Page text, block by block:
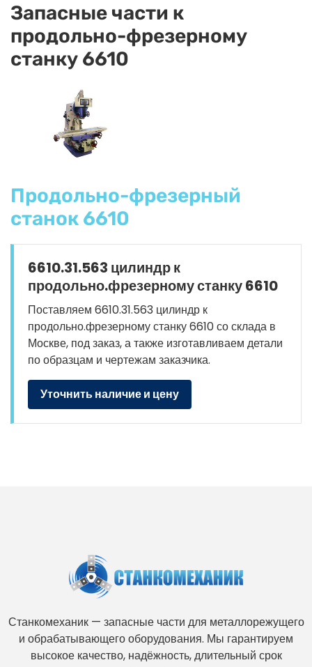
Запасные части к
продольно-фрезерному
станку 6610
Продольно-фрезерный
станок 6610
6610.31.563 цилиндр к
продольно.фрезерному станку 6610
Поставляем 6610.31.563 цилиндр к
продольно.фрезерному станку 6610 со склада в
Москве, под заказ, а также изготавливаем детали
по образцам и чертежам заказчика.
Уточнить наличие и цену
Станкомеханик — запасные части для металлорежущего
и обрабатывающего оборудования. Мы гарантируем
высокое качество, надёжность, длительный срок